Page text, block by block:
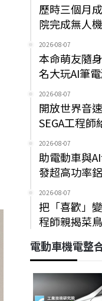
歷時三個月
院完成無人
2026-08-07
本命萌友隨
名大玩AI筆
2026-08-07
開放世界音
SEGA工程
2026-08-07
助電動車與
發超高功率
2026-08-07
把「喜歡」
程師親揭菜
電動車機電整